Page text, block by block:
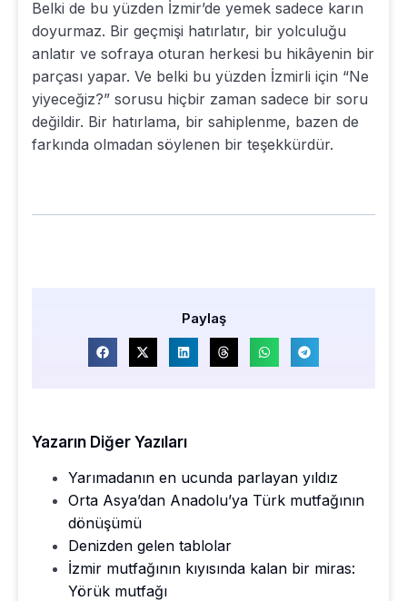
Belki de bu yüzden İzmir’de yemek sadece karın
doyurmaz. Bir geçmişi hatırlatır, bir yolculuğu
anlatır ve sofraya oturan herkesi bu hikâyenin bir
parçası yapar. Ve belki bu yüzden İzmirli için “Ne
yiyeceğiz?” sorusu hiçbir zaman sadece bir soru
değildir. Bir hatırlama, bir sahiplenme, bazen de
farkında olmadan söylenen bir teşekkürdür.
Paylaş
Yazarın Diğer Yazıları
Yarımadanın en ucunda parlayan yıldız
Orta Asya’dan Anadolu’ya Türk mutfağının
dönüşümü
Denizden gelen tablolar
İzmir mutfağının kıyısında kalan bir miras:
Yörük mutfağı